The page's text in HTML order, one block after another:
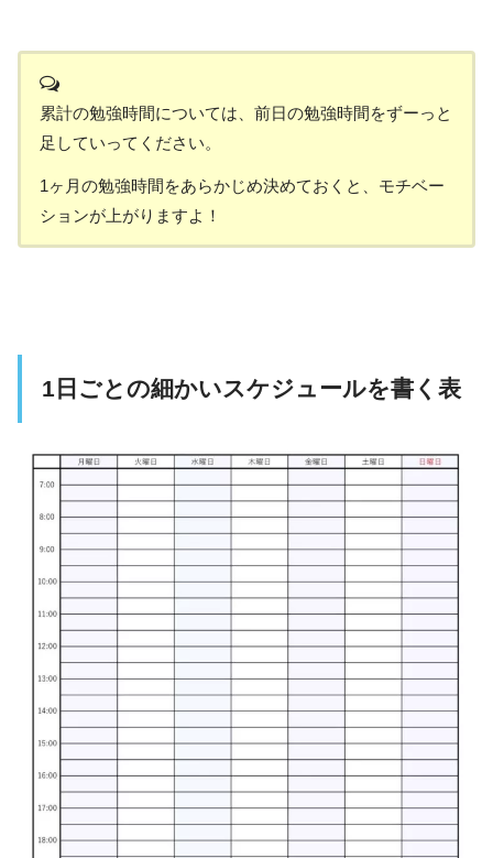
累計の勉強時間については、前日の勉強時間をずーっと
足していってください。
1ヶ月の勉強時間をあらかじめ決めておくと、モチベー
ションが上がりますよ！
1日ごとの細かいスケジュールを書く表